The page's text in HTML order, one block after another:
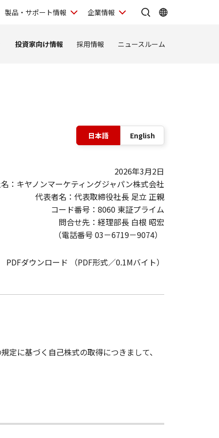
製品・サポート情報 企業情報
投資家向け情報 採用情報 ニュースルーム
表示言語の切
日本語 English
2026年3月2日
：キヤノンマーケティングジャパン株式会社
代表者名：代表取締役社長 足立 正親
コード番号：8060 東証プライム
問合せ先：経理部長 白根 昭宏
（電話番号 03－6719－9074）
PDFダウンロード （PDF形式／0.1Mバイト）
に基づく自己株式の取得につきまして、